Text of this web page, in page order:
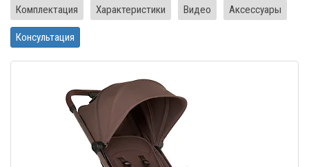
Комплектация Характеристики Видео Аксессуары
Консультация